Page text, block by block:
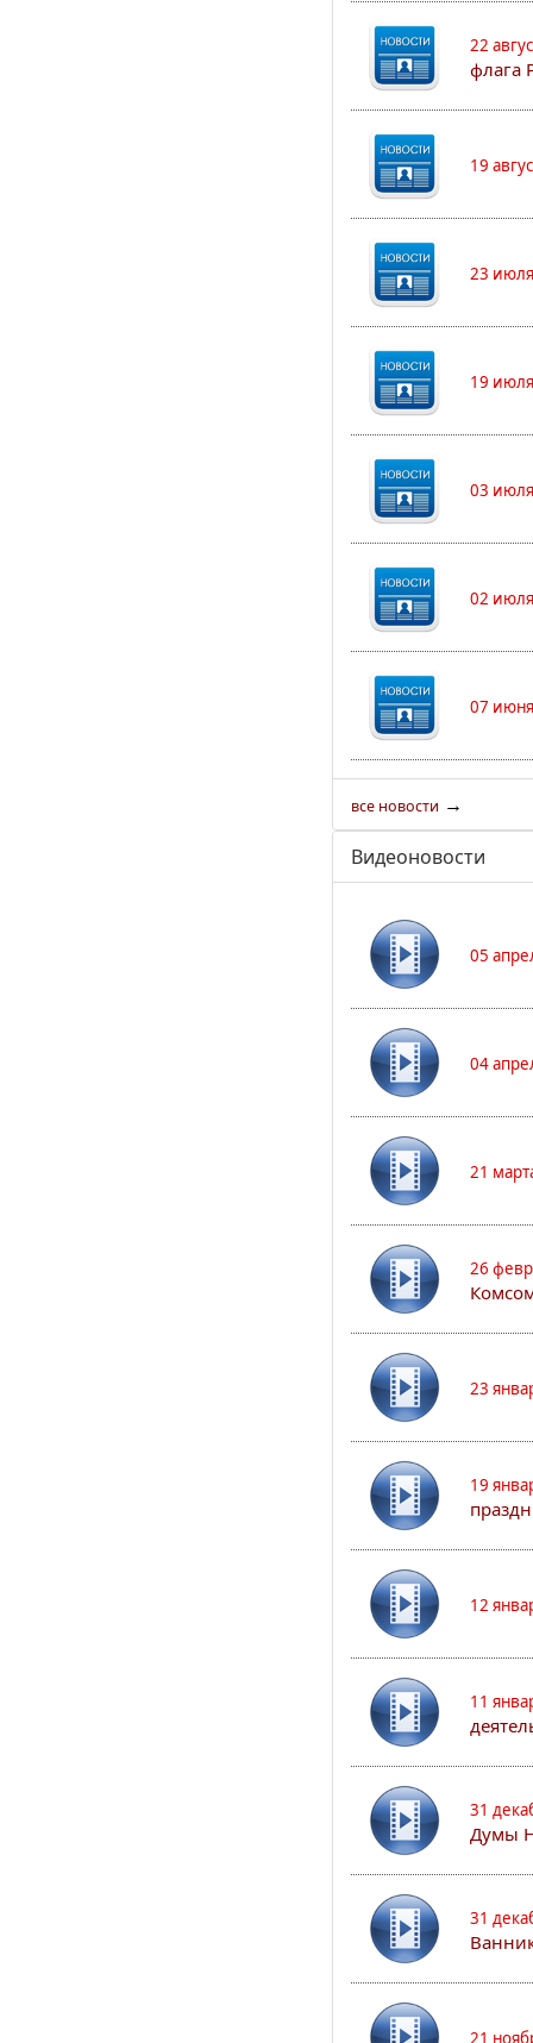
22
флага
19
23
19
03
02
07
все новости →
Видеоновости
05
04
21
26
23
19
12
11
31
Думы
31
21